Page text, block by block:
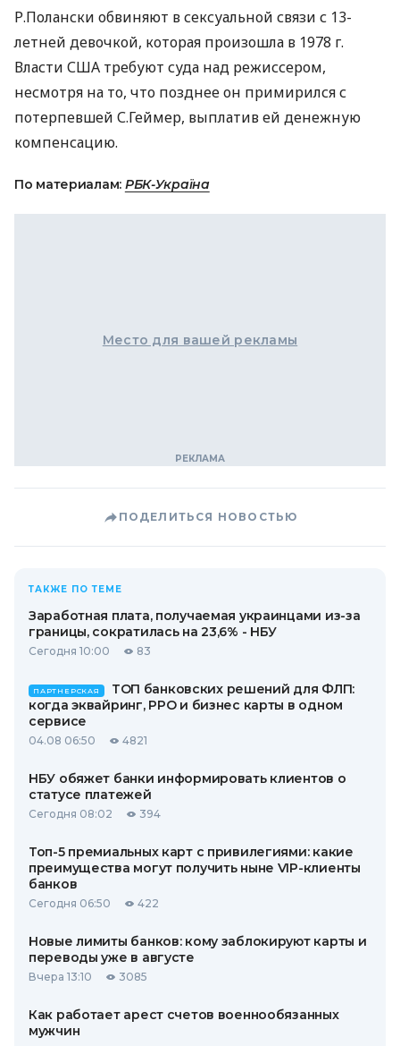
Р.Полански обвиняют в сексуальной связи с 13-
летней девочкой, которая произошла в 1978 г.
Власти США требуют суда над режиссером,
несмотря на то, что позднее он примирился с
потерпевшей С.Геймер, выплатив ей денежную
компенсацию.
По материалам: РБК-Україна
Место для вашей рекламы
ПОДЕЛИТЬСЯ НОВОСТЬЮ
ТАКЖЕ ПО ТЕМЕ
Заработная плата, получаемая украинцами из-за
границы, сократилась на 23,6% - НБУ
Сегодня 10:00 83
ПАРТНЕРСКАЯ
ТОП банковских решений для ФЛП:
когда эквайринг, РРО и бизнес карты в одном
сервисе
04.08 06:50 4821
НБУ обяжет банки информировать клиентов о
статусе платежей
Сегодня 08:02 394
Топ-5 премиальных карт с привилегиями: какие
преимущества могут получить ныне VIP-клиенты
банков
Сегодня 06:50 422
Новые лимиты банков: кому заблокируют карты и
переводы уже в августе
Вчера 13:10 3085
Как работает арест счетов военнообязанных
мужчин